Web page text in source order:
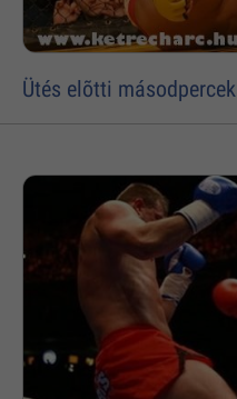
Ütés elõtti másodpercek